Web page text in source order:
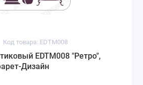
Код товара: EDTM008
EDTM008 "Ретро",
Дизайн